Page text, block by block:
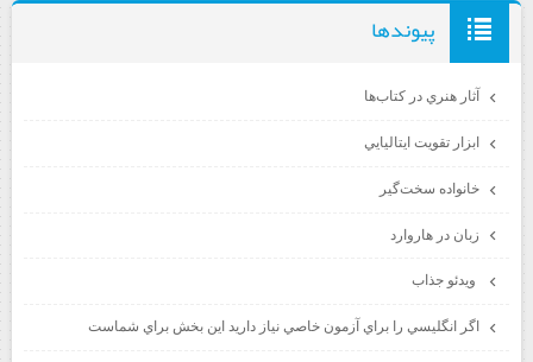
پيوندها
آثار هنري در كتاب‌ها
ابزار تقويت ايتاليايي
خانواده سخت‌گير
زبان در هاروارد
ويدئو جذاب
اگر انگليسي را براي آزمون خاصي نياز داريد اين بخش براي شماست